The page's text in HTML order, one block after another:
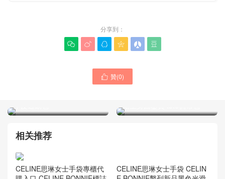
分享到：
     
 贊(0)
思琳CELINE包包品牌網站
思琳CELINE托特女包官方網
相关推荐
CELINE思琳女士手袋專櫃代